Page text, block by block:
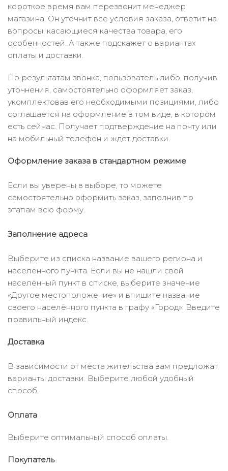
короткое время вам перезвонит менеджер
магазина. Он уточнит все условия заказа, ответит на
вопросы, касающиеся качества товара, его
особенностей. А также подскажет о вариантах
оплаты и доставки.
По результатам звонка, пользователь либо, получив
уточнения, самостоятельно оформляет заказ,
укомплектовав его необходимыми позициями, либо
соглашается на оформление в том виде, в котором
есть сейчас. Получает подтверждение на почту или
на мобильный телефон и ждёт доставки.
Оформление заказа в стандартном режиме
Если вы уверены в выборе, то можете
самостоятельно оформить заказ, заполнив по
этапам всю форму.
Заполнение адреса
Выберите из списка название вашего региона и
населённого пункта. Если вы не нашли свой
населённый пункт в списке, выберите значение
«Другое местоположение» и впишите название
своего населённого пункта в графу «Город». Введите
правильный индекс.
Доставка
В зависимости от места жительства вам предложат
варианты доставки. Выберите любой удобный
способ.
Оплата
Выберите оптимальный способ оплаты.
Покупатель